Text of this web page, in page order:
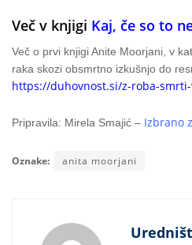
Več v knjigi Kaj, če so to
Več o prvi knjigi Anite Moorjani, v
raka skozi obsmrtno izkušnjo do
https://duhovnost.si/z-roba-
Pripravila: Mirela Smajić – Izbrano
Oznake: anita moorjani